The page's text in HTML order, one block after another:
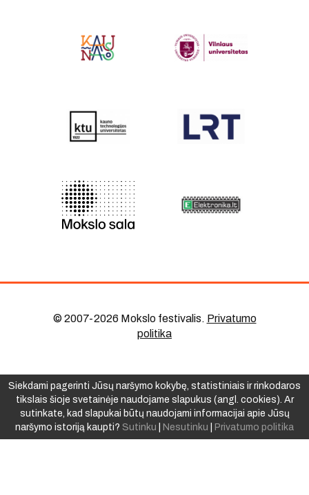
© 2007-2026 Mokslo festivalis. Privatumo
politika
Siekdami pagerinti Jūsų naršymo kokybę, statistiniais ir rinkodaros
tikslais šioje svetainėje naudojame slapukus (angl. cookies). Ar
sutinkate, kad slapukai būtų naudojami informacijai apie Jūsų
naršymo istoriją kaupti? Sutinku Nesutinku Privatumo politika